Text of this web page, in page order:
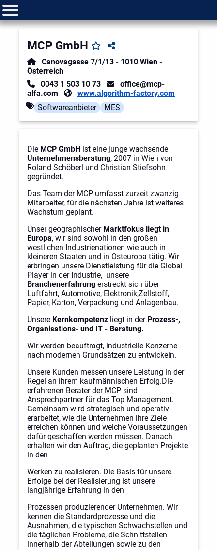
MCP GmbH
Canovagasse 7/1/13 - 1010 Wien -
Österreich
0043 1 503 10 73
office@mcp-
alfa.com
www.algorithm-factory.com
Softwareanbieter
MES
Die MCP GmbH ist eine junge wachsende
Unternehmensberatung, 2007 in Wien von
Roland Schöberl und Christian Stiefsohn
gegründet.
Das Team der MCP umfasst zurzeit zwanzig
Mitarbeiter, für die nächsten Jahre ist weiteres
Wachstum geplant.
Unser geographischer Marktfokus liegt in
Europa, wir sind sowohl in den großen
westlichen Industrienationen wie auch in
kleineren Staaten und in Osteuropa tätig. Wir
erbringen unsere Dienstleistung für die Global
Player in der Industrie, unsere
Branchenerfahrung erstreckt sich über
Luftfahrt, Automotive, Elektronik,Zellstoff,
Papier, Karton, Verpackung und Anlagenbau.
Unsere Kernkompetenz liegt in der Prozess-,
Organisations- und IT - Beratung.
Wir werden beauftragt, industrielle Konzerne
nach modernen Grundsätzen zu entwickeln.
Unsere Kunden messen unsere Leistung in der
Regel an ihrem kaufmännischen Erfolg.Die
erfahrenen Berater der MCP sind
Ansprechpartner für das Top Management.
Gemeinsam wird strategisch und operativ
erarbeitet, wie die Unternehmen ihre Ziele
erreichen können und welche Voraussetzungen
dafür geschaffen werden müssen. Danach
erhalten wir den Auftrag, die geplanten Projekte
in den
Werken zu realisieren. Die Basis für unsere
Erfolge bei der Realisierung ist unsere
langjährige Erfahrung in den
Prozessen produzierender Unternehmen. Wir
kennen die Standardprozesse und die
Ausnahmen, die typischen Schwachstellen und
die täglichen Probleme, die Schnittstellen
innerhalb der Abteilungen sowie zu den